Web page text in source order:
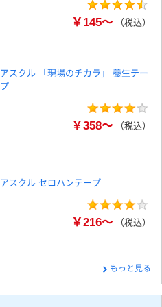
￥145～ （税込）
アスクル 「現場のチカラ」 養生テー
プ
￥358～ （税込）
アスクル セロハンテープ
￥216～ （税込）
もっと見る